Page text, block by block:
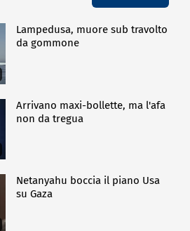
Lampedusa, muore sub travolto
da gommone
Arrivano maxi-bollette, ma l'afa
non da tregua
Netanyahu boccia il piano Usa
su Gaza